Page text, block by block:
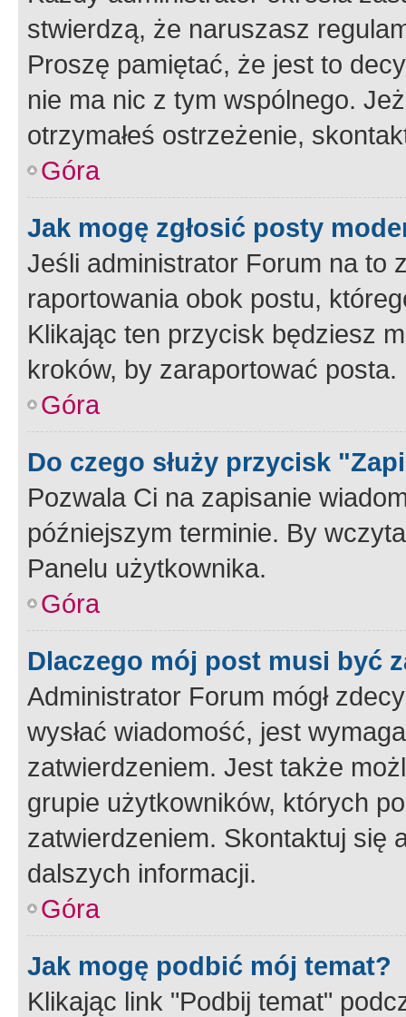
stwierdzą, że naruszasz
Proszę pamiętać, że jest to
nie ma nic z tym wspólnego.
otrzymałeś ostrzeżenie,
Góra
Jak mogę zgłosić posty
Jeśli administrator Forum na to
raportowania obok postu,
Klikając ten przycisk będziesz
kroków, by zaraportować posta.
Góra
Do czego służy przycisk
Pozwala Ci na zapisanie
późniejszym terminie. By
Panelu użytkownika.
Góra
Dlaczego mój post musi być
Administrator Forum mógł
wysłać wiadomość, jest
zatwierdzeniem. Jest także
grupie użytkowników, których
zatwierdzeniem. Skontaktuj się
dalszych informacji.
Góra
Jak mogę podbić mój temat?
Klikając link "Podbij temat"